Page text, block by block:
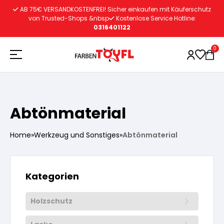
Vorbereitung
Lösemittelhältige Grundierung
Lacke
Wasserlösliche Grundierung
Vorbereitung
Innenfarben
AB 75€ VERSANDKOSTENFREI! Sicher einkaufen mit Käuferschutz
von Trusted-Shops &nbsp
Kostenlose Service Hotline:
0316401122
0
Abtönmaterial
Home»Werkzeug und Sonstiges»Abtönmaterial
Kategorien
Holzschutz